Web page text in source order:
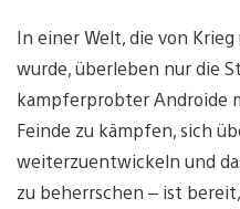
In einer Welt, die von
wurde, überleben nur die
kampferprobter Androide
Feinde zu kämpfen, sich
weiterzuentwickeln und
zu beherrschen – ist